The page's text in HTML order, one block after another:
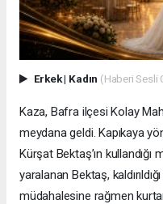
Erkek| Kadın (Haberi Sesli
Kaza, Bafra ilçesi Kolay
meydana geldi. Kapıkaya
Kürşat Bektaş’ın
yaralanan Bektaş,
müdahalesine rağmen